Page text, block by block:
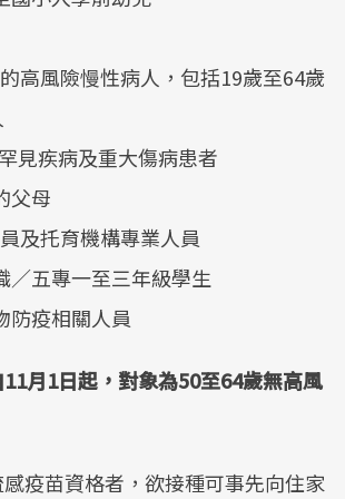
高風險慢性病人，包括19歲至64歲
見疾病及重大傷病患者
父母
及托育機構專業人員
／五專一至三年級學生
防疫相關人員
11月1日起，對象為50至64歲無高風
疫苗資格者，欲接種可事先向住家